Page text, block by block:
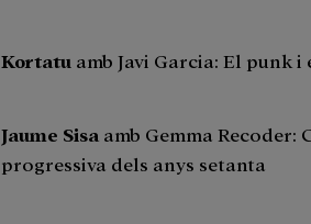
Kortatu amb Javi Garcia: El punk
Jaume Sisa amb Gemma Recoder:
progressiva dels anys setanta